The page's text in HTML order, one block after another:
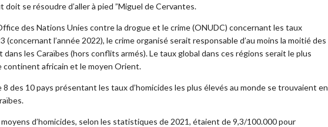
doit se résoudre d’aller à pied ”Miguel de Cervantes.
des Nations Unies contre la drogue et le crime (ONUDC) concernant les taux
(concernant l’année 2022), le crime organisé serait responsable d’au moins la moitié des
les Caraïbes (hors conflits armés). Le taux global dans ces régions serait le plus
continent africain et le moyen Orient.
8 des 10 pays présentant les taux d’homicides les plus élevés au monde se trouvaient en
d’homicides, selon les statistiques de 2021, étaient de 9,3/100.000 pour